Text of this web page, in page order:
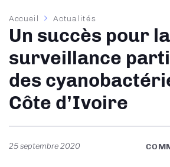
Fil
d'Ariane
Accueil Actualités
Un succès pour la
surveillance
des
Côte d’Ivoire
25 septembre 2020